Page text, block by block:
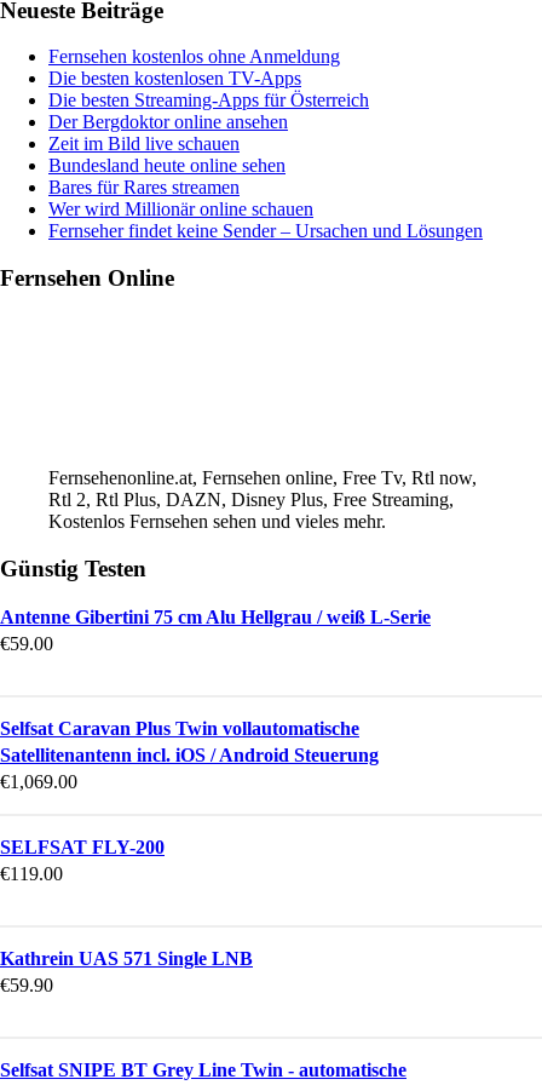
Haupt-
Sidebar
Neueste Beiträge
Fernsehen kostenlos ohne Anmeldung
Die besten kostenlosen TV-Apps
Die besten Streaming-Apps für Österreich
Der Bergdoktor online ansehen
Zeit im Bild live schauen
Bundesland heute online sehen
Bares für Rares streamen
Wer wird Millionär online schauen
Fernseher findet keine Sender – Ursachen und Lösungen
Fernsehen Online
Fernsehenonline.at, Fernsehen online, Free Tv, Rtl now,
Rtl 2, Rtl Plus, DAZN, Disney Plus, Free Streaming,
Kostenlos Fernsehen sehen und vieles mehr.
Günstig Testen
Antenne Gibertini 75 cm Alu Hellgrau / weiß L-Serie
€59.00
Selfsat Caravan Plus Twin vollautomatische
Satellitenantenn incl. iOS / Android Steuerung
€1,069.00
SELFSAT FLY-200
€119.00
Kathrein UAS 571 Single LNB
€59.90
Selfsat SNIPE BT Grey Line Twin - automatische